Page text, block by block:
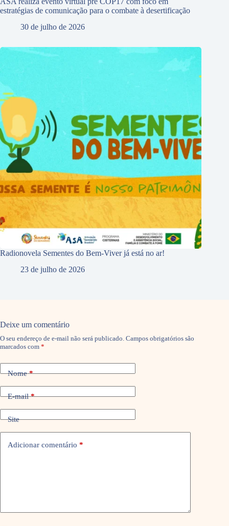
estratégias de comunicação para o combate à desertificação
30 de julho de 2026
Radionovela Sementes do Bem-Viver já está no ar!
23 de julho de 2026
Deixe um comentário
O seu endereço de e-mail não será publicado. Campos obrigatórios são
marcados com *
Nome*
E-mail*
Site
Adicionar comentário *